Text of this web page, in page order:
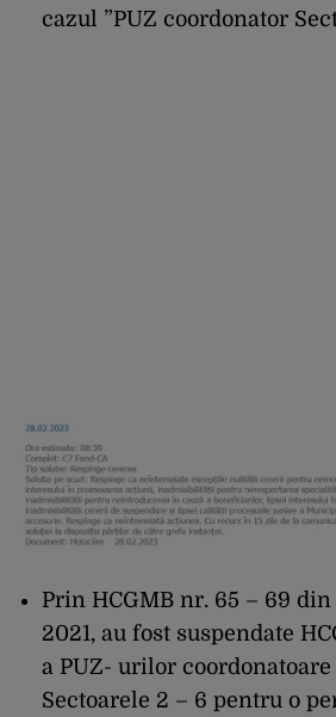
cazul ”PUZ coordonator
Prin HCGMB nr. 65 – 69
2021, au fost suspendate
a PUZ- urilor
Sectoarele 2 – 6 pentru o